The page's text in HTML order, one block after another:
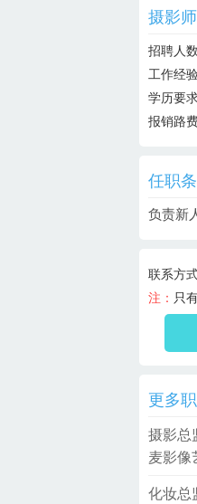
摄影师
招聘人数
工作经验
学历要求
报销路费
任职
负责新
联系方式
注： 只
更多
摄影总
麦影像
化妆总